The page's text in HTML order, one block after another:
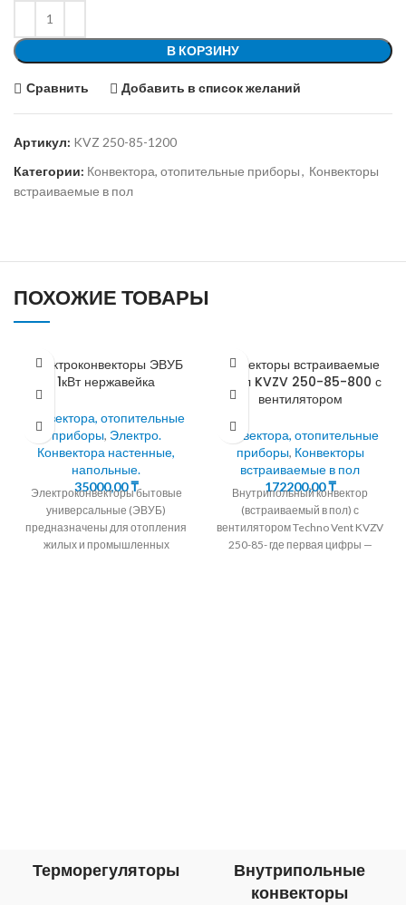
В КОРЗИНУ
Сравнить Добавить в список желаний
Артикул: KVZ 250-85-1200
Категории: Конвектора, отопительные приборы, Конвекторы
встраиваемые в пол
ПОХОЖИЕ ТОВАРЫ
Электроконвекторы ЭВУБ
1кВт нержавейка
Конвектора, отопительные
приборы, Электро.
Конвектора настенные,
напольные.
35000,00₸
Электроконвекторы бытовые
универсальные (ЭВУБ)
предназначены для отопления
жилых и промышленных
Конвекторы встраиваемые
в пол KVZV 250-85-800 с
вентилятором
Конвектора, отопительные
приборы, Конвекторы
встраиваемые в пол
172200,00₸
Внутрипольный конвектор
(встраиваемый в пол) с
вентилятором Techno Vent KVZV
250-85- где первая цифры —
Терморегуляторы
Внутрипольные
конвекторы